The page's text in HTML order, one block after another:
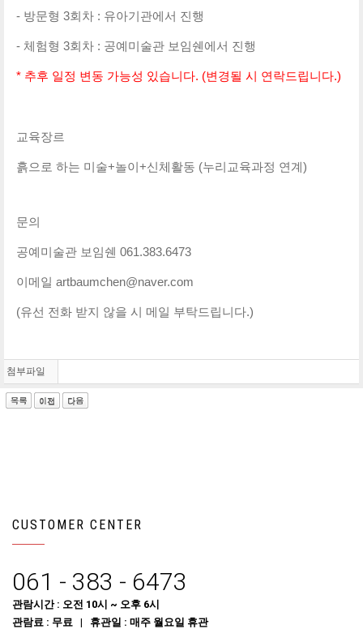
- 방문형 3회차 : 유아기관에서 진행
- 체험형 3회차 : 공예미술관 보임쉔에서 진행
* 추후 일정 변동 가능성 있습니다. (변경될 시 연락드립니다.)
교육장르
흙으로 하는 미술+놀이+신체활동 (누리교육과정 연계)
문의
공예미술관 보임쉔 061.383.6473
이메일 artbaumchen@naver.com
(유선 전화 받지 않을 시 메일 부탁드립니다.)
첨부파일
CUSTOMER CENTER
061 - 383 - 6473
관람시간 : 오전 10시 ~ 오후 6시
관람료 : 무료 | 휴관일 : 매주 월요일 휴관